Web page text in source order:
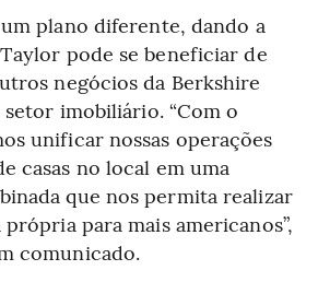
plano diferente, dando a
pode se beneficiar de
negócios da Berkshire
imobiliário. “Com o
unificar nossas operações
casas no local em uma
que nos permita realizar
para mais americanos”,
comunicado.